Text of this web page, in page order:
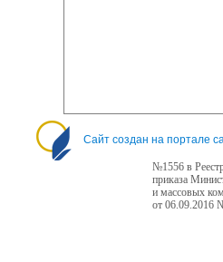
Сайт создан на портале
№1556 в
приказа
и массовых
от 06.09.2016